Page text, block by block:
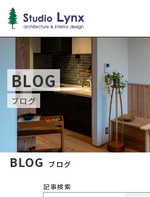
BLOG
ブログ
BLOG ブログ
記事検索